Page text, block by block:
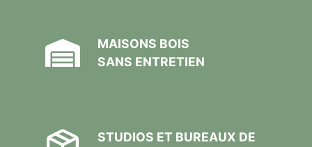
MAISONS BOIS
SANS ENTRETIEN
STUDIOS ET BUREAUX DE